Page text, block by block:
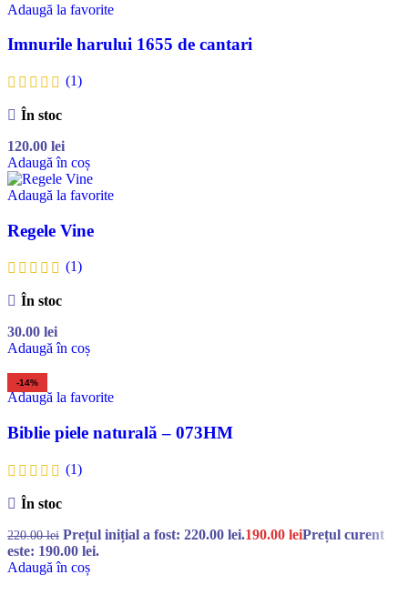
Adaugă la favorite
Imnurile harului 1655 de cantari
(1)
În stoc
120.00 lei
Adaugă în coș
Adaugă la favorite
Regele Vine
(1)
În stoc
30.00 lei
Adaugă în coș
-14%
Adaugă la favorite
Biblie piele naturală – 073HM
(1)
În stoc
220.00lei Prețul inițial a fost: 220.00 lei.190.00 leiPrețul curent
este: 190.00 lei.
Adaugă în coș